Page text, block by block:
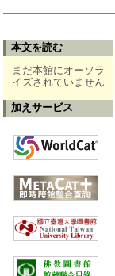
本文を読む
まだ本館にオーソラ
イズされていません
加えサービス